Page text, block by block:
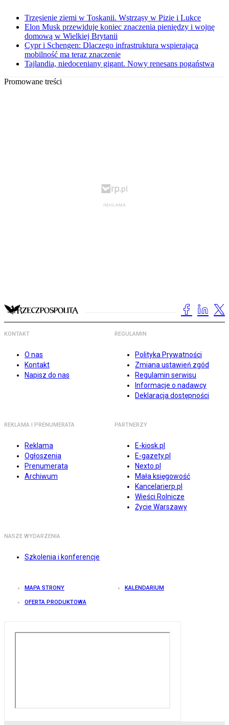
Trzęsienie ziemi w Toskanii. Wstrząsy w Pizie i Lukce
Elon Musk przewiduje koniec znaczenia pieniędzy i wojnę
domową w Wielkiej Brytanii
Cypr i Schengen: Dlaczego infrastruktura wspierająca
mobilność ma teraz znaczenie
Tajlandia, niedoceniany gigant. Nowy renesans pogaństwa
Promowane treści
KONTAKT
O nas
Kontakt
Napisz do nas
REGULAMIN
Polityka Prywatności
Zmiana ustawień zgód
Regulamin serwisu
Informacje o nadawcy
Deklaracja dostępności
REKLAMA I PRENUMERATA
Reklama
Ogłoszenia
Prenumerata
Archiwum
PARTNERZY
E-kiosk.pl
E-gazety.pl
Nexto.pl
Mała księgowość
Kancelarierp.pl
Wieści Rolnicze
Życie Warszawy
NASZE WYDARZENIA
Szkolenia i konferencje
MAPA STRONY KALENDARIUM
OFERTA PRODUKTOWA